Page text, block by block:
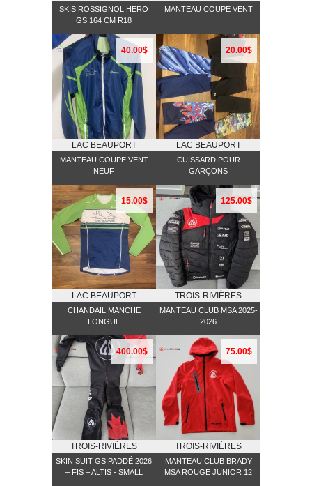
SKIS ROSSIGNOL HERO
GS 164 CM R18
MANTEAU COUPE VENT
40.00$
LAC BEAUPORT
MANTEAU COUPE VENT
NEUF
20.00$
LAC BEAUPORT
CUISSARD POUR
GARÇONS
15.00$
LAC BEAUPORT
CHANDAIL MANCHE
LONGUE
125.00$
TROIS-RIVIÈRES
MANTEAU CLUB MSA 2025-
2026
400.00$
TROIS-RIVIÈRES
SKIN SUIT GS PADDÉ 2026
– FIS – ALTIS - SMALL
75.00$
TROIS-RIVIÈRES
MANTEAU CLUB BRADY
MSA ROUGE JUNIOR 12